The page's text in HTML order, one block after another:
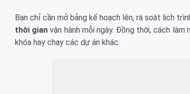
Bạn chỉ cần mở bảng kế hoạch lên, rà soát lịch
thời gian vận hành mỗi ngày. Đồng thời, cách
khóa hay chạy các dự án khác.